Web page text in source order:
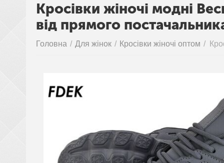
Кросівки жіночі модні
від прямого
Головна / Для жінок / Кросівки жіночі оптом /